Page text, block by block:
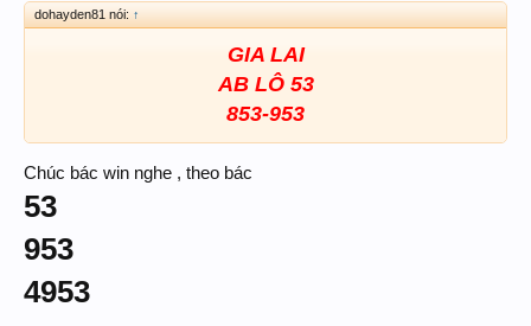
dohayden81 nói: ↑
GIA LAI
AB LÔ 53
853-953
Chúc bác win nghe , theo bác
53
953
4953